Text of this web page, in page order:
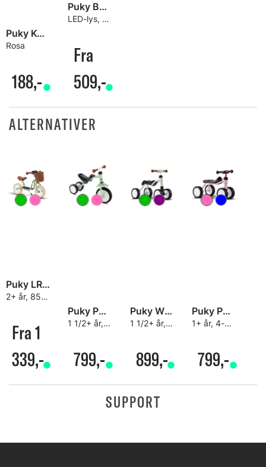
Puky Kurv for Balansesykler
Rosa
188,-
Puky Barnehjelm
LED-lys, God ventilasjon og beskyttelse
Fra
509,-
ALTERNATIVER
Puky LR M Classic Balansesykkel
2+ år, 85-110 cm, 3.5kg
Fra 1
339,-
Puky Pukymoto Barnesykkel
1 1/2+ år, 3-hjul, 2.7kg
799,-
Puky Wutsch Barnesykkel
1 1/2+ år, 4-hjul, 2.3kg
899,-
Puky Pukylino Barnesykkel
1+ år, 4-hjul, 2.3kg
799,-
SUPPORT